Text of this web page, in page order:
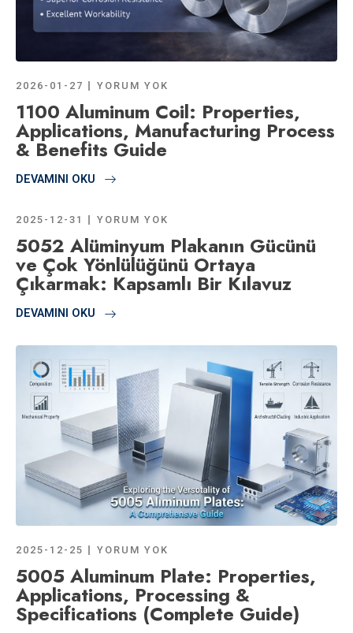
2026-01-27 YORUM YOK
1100 Aluminum Coil: Properties,
Applications, Manufacturing Process
& Benefits Guide
DEVAMINI OKU
2025-12-31 YORUM YOK
5052 Alüminyum Plakanın Gücünü
ve Çok Yönlülüğünü Ortaya
Çıkarmak: Kapsamlı Bir Kılavuz
DEVAMINI OKU
2025-12-25 YORUM YOK
5005 Aluminum Plate: Properties,
Applications, Processing &
Specifications (Complete Guide)